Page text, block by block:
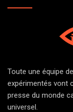
Toute une équipe
expérimentés vont
presse du monde
universel.